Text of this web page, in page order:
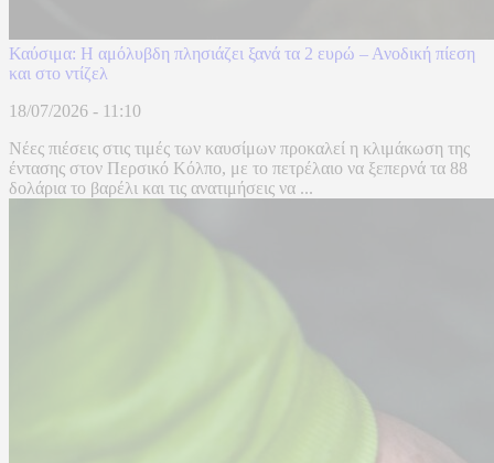
Καύσιμα: Η αμόλυβδη πλησιάζει ξανά τα 2 ευρώ – Ανοδική πίεση
και στο ντίζελ
18/07/2026 - 11:10
Νέες πιέσεις στις τιμές των καυσίμων προκαλεί η κλιμάκωση της
έντασης στον Περσικό Κόλπο, με το πετρέλαιο να ξεπερνά τα 88
δολάρια το βαρέλι και τις ανατιμήσεις να ...